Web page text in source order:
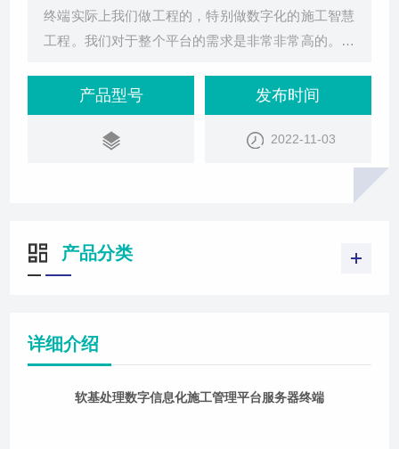
终端实际上我们做工程的，特别做数字化的施工智慧
工程。我们对于整个平台的需求是非常非常高的。我
些数据我们要采集回来。那么我们是非常需要一个非
常功能强大的一个平台去支持。那么我们之前也曾经
讲过现在一般情况下我们的智慧工程会分为三部分：
第一个呢就是平台，第二个呢它的传动系统，第三个
产品型号 发布时间
2022-11-03
产品分类
详细介绍
软基处理数字信息化施工管理平台服务器终端